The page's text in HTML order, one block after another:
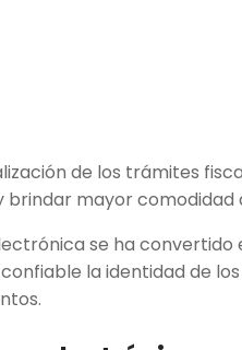
de los trámites
brindar mayor
se ha
la identidad de